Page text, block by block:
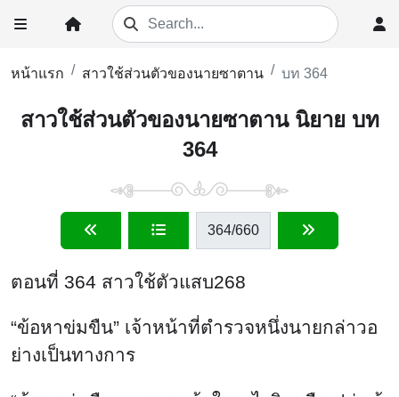
หน้าแรก สาวใช้ส่วนตัวของนายซาตาน บท 364
สาวใช้ส่วนตัวของนายซาตาน นิยาย บท
364
364/660
ตอนที่ 364 สาวใช้ตัวแสบ268
“ข้อหาข่มขืน” เจ้าหน้าที่ตำรวจหนึ่งนายกล่าวอ
ย่างเป็นทางการ